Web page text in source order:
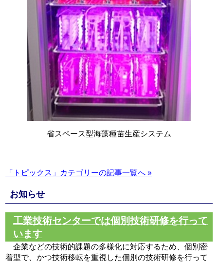
省スペース型海藻種苗生産システム
「トピックス」カテゴリーの記事一覧へ »
お知らせ
工業技術センターでは個別技術研修を行って
います
企業などの技術的課題の多様化に対応するため、個別密
着型で、かつ技術移転を重視した個別の技術研修を行って